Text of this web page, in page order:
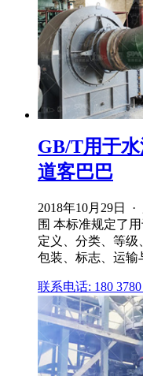
GB/T用于
道客巴巴
2018年10月29日
围 本标准规定了
定义、分类、等级
包装、标志、运输
联系电话: 180 3780